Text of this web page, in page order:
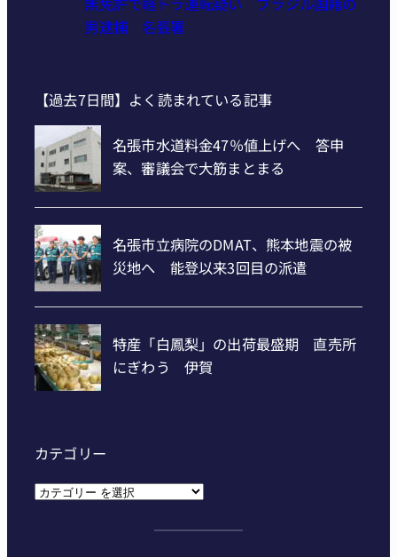
男逮捕 名張署
【過去7日間】よく読まれている記事
カテゴリー
カ